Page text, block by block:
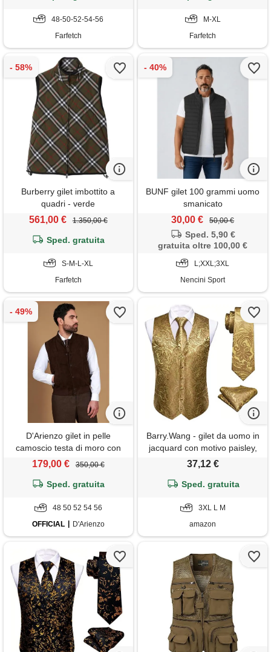
48-50-52-54-56
Farfetch
M-XL
Farfetch
Burberry gilet imbottito a
quadri - verde
561,00 € 1.350,00 €
Sped. gratuita
S-M-L-XL
Farfetch
BUNF gilet 100 grammi uomo
smanicato
30,00 € 50,00 €
Sped. 5,90 €
gratuita oltre 100,00 €
L;XXL;3XL
Nencini Sport
D'Arienzo gilet in pelle
camoscio testa di moro con
bottoni D'Arienzo
179,00 € 350,00 €
Sped. gratuita
48 50 52 54 56
OFFICIAL
D'Arienzo
Barry.Wang - gilet da uomo in
jacquard con motivo paisley,
in seta, con collo a v, per
completo di cravatta,
gemelli per polsini, ideale per
37,12 €
Sped. gratuita
3XL L M
amazon